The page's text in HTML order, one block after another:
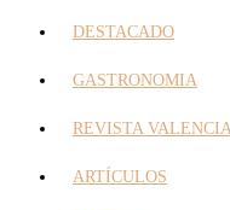
DESTACADO
GASTRONOMIA
REVISTA
ARTÍCULOS